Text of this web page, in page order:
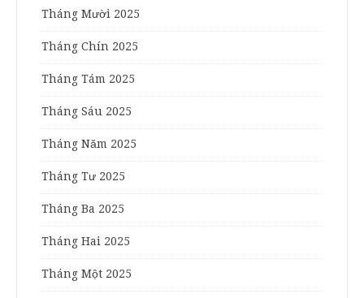
Tháng Mười 2025
Tháng Chín 2025
Tháng Tám 2025
Tháng Sáu 2025
Tháng Năm 2025
Tháng Tư 2025
Tháng Ba 2025
Tháng Hai 2025
Tháng Một 2025